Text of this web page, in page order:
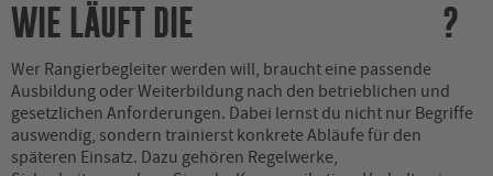
WIE LÄUFT DIE ?
Wer Rangierbegleiter werden will, braucht eine passende
Ausbildung oder Weiterbildung nach den betrieblichen und
gesetzlichen Anforderungen. Dabei lernst du nicht nur Begriffe
auswendig, sondern trainierst konkrete Abläufe für den
späteren Einsatz. Dazu gehören Regelwerke,